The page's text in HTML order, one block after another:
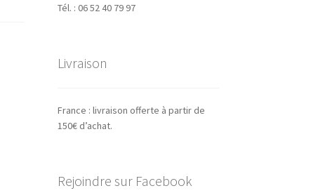
Tél. : 06 52 40 79 97
Livraison
France : livraison offerte à partir de
150€ d’achat.
Rejoindre sur Facebook